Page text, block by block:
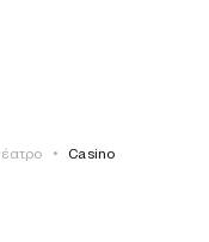
• Casino